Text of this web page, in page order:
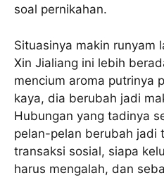
soal pernikahan.
Situasinya makin runyam
Xin Jialiang ini lebih
mencium aroma putrinya
kaya, dia berubah jadi
Hubungan yang tadinya
pelan-pelan berubah jadi
transaksi sosial, siapa
harus mengalah, dan